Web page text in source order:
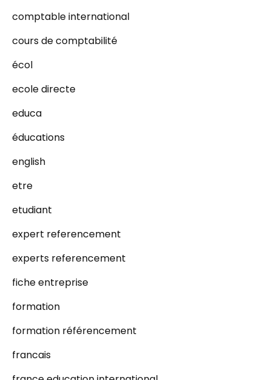
comptable international
cours de comptabilité
écol
ecole directe
educa
éducations
english
etre
etudiant
expert referencement
experts referencement
fiche entreprise
formation
formation référencement
francais